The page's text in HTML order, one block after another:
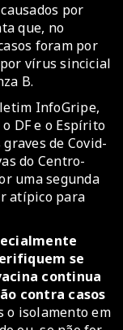
por
que, no
foram por
vírus sincicial
B.
InfoGripe,
DF e o Espírito
de Covid-
do Centro-
uma segunda
atípico para
se
continua
contra casos
o isolamento em